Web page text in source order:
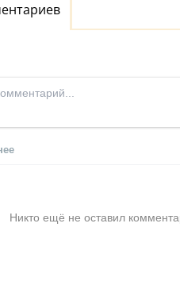
Никто ещё не оставил